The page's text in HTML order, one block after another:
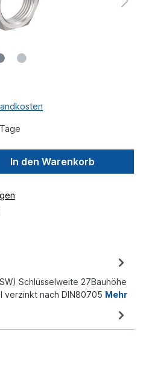
In den Warenkorb
Schlüsselweite 27Bauhöhe
verzinkt nach DIN80705 Mehr